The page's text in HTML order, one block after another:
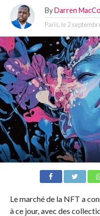
By Darren
Paris, le 2
Le marché de la NFT a
à ce jour, avec des